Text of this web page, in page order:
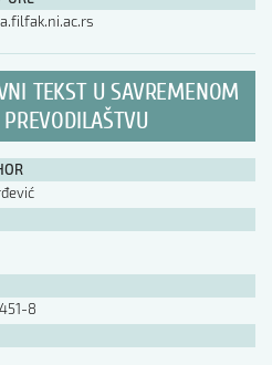
TEKST U SAVREMENOM
PREVODILAŠTVU
8